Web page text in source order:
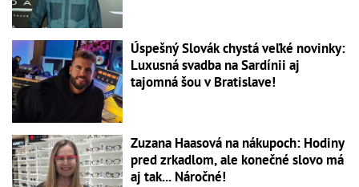
Úspešný Slovák chystá veľké novinky:
Luxusná svadba na Sardínii aj
tajomná šou v Bratislave!
Zuzana Haasová na nákupoch: Hodiny
pred zrkadlom, ale konečné slovo má
aj tak... Náročné!